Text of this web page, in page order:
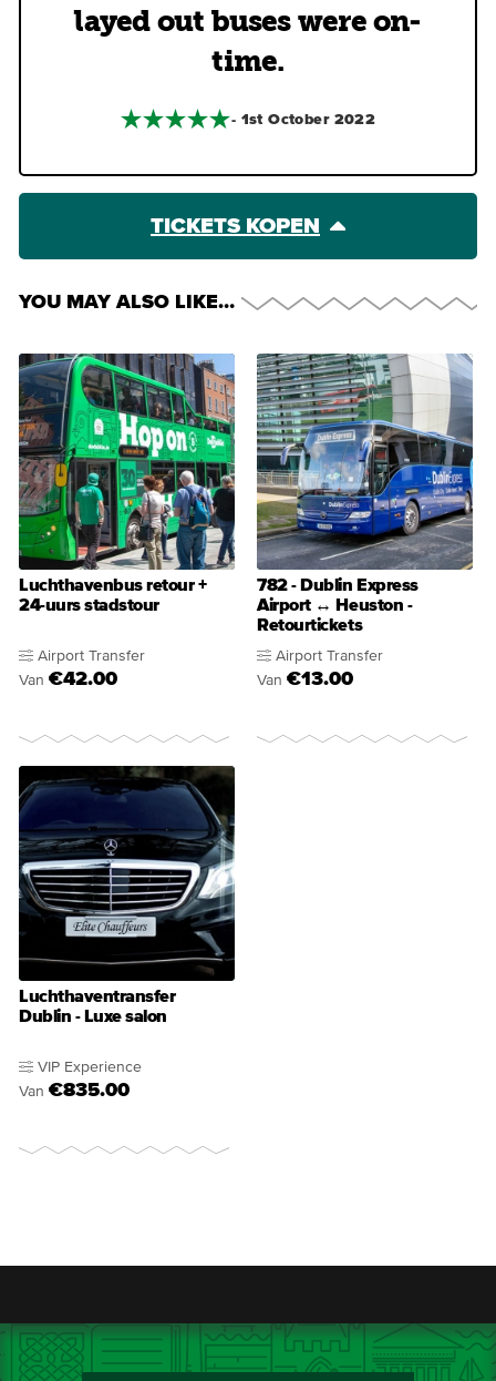
layed out buses were on-
time.
- 1st October 2022
TICKETS KOPEN
YOU MAY ALSO LIKE…
Luchthavenbus retour +
24-uurs stadstour
Airport Transfer
Van €42.00
782 - Dublin Express
Airport ↔ Heuston -
Retourtickets
Airport Transfer
Van €13.00
Luchthaventransfer
Dublin - Luxe salon
VIP Experience
Van €835.00